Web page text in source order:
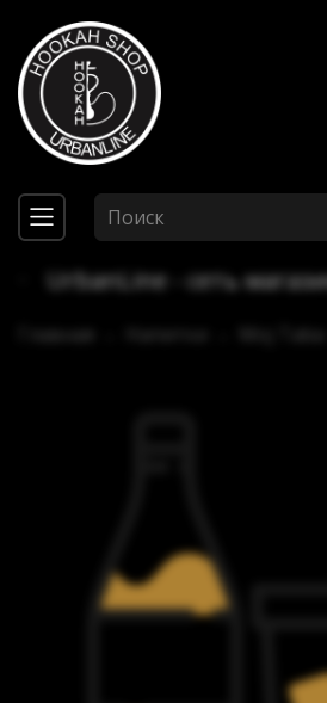
UrbanLine - сеть